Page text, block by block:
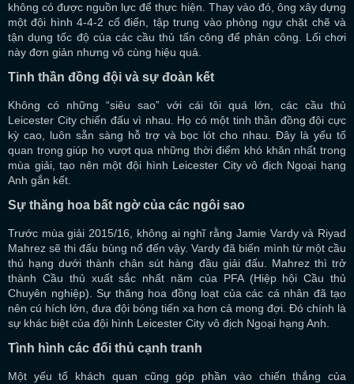
không có được nguồn lực để thực hiện. Thay vào đó, ông xây dựng
một đội hình 4-4-2 cổ điển, tập trung vào phòng ngự chặt chẽ và
tận dụng tốc độ của các cầu thủ tấn công để phản công. Lối chơi
này đơn giản nhưng vô cùng hiệu quả.
Tinh thần đồng đội và sự đoàn kết
Không có những “siêu sao” với cái tôi quá lớn, các cầu thủ
Leicester City chiến đấu vì nhau. Họ có một tinh thần đồng đội cực
kỳ cao, luôn sẵn sàng hỗ trợ và bọc lót cho nhau. Đây là yếu tố
quan trọng giúp họ vượt qua những thời điểm khó khăn nhất trong
mùa giải, tạo nên một đội hình Leicester City vô địch Ngoại hạng
Anh gắn kết.
Sự thăng hoa bất ngờ của các ngôi sao
Trước mùa giải 2015/16, không ai nghĩ rằng Jamie Vardy và Riyad
Mahrez sẽ thi đấu bùng nổ đến vậy. Vardy đã biến mình từ một cầu
thủ hạng dưới thành chân sút hàng đầu giải đấu. Mahrez thì trở
thành Cầu thủ xuất sắc nhất năm của PFA (Hiệp hội Cầu thủ
Chuyên nghiệp). Sự thăng hoa đồng loạt của các cá nhân đã tạo
nên cú hích lớn, đưa đội bóng tiến xa hơn cả mong đợi. Đó chính là
sự khác biệt của đội hình Leicester City vô địch Ngoại hạng Anh.
Tình hình các đối thủ cạnh tranh
Một yếu tố khách quan cũng góp phần vào chiến thắng của